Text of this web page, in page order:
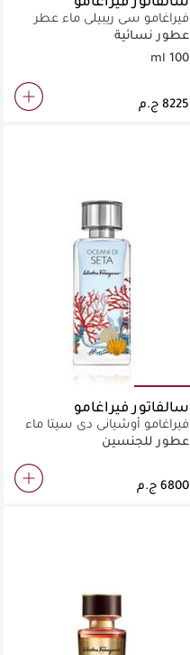
فيراغامو سي ريبيلي ماء عطر
100 مل
عطور نسائية
100 ml
سالفاتور فيراغامو
فيراغامو أوشياني دي سيتا ماء
عطر 100 مل
عطور للجنسين